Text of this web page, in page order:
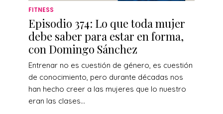
FITNESS
Episodio 374: Lo que toda mujer
debe saber para estar en forma,
con Domingo Sánchez
Entrenar no es cuestión de género, es cuestión
de conocimiento, pero durante décadas nos
han hecho creer a las mujeres que lo nuestro
eran las clases...